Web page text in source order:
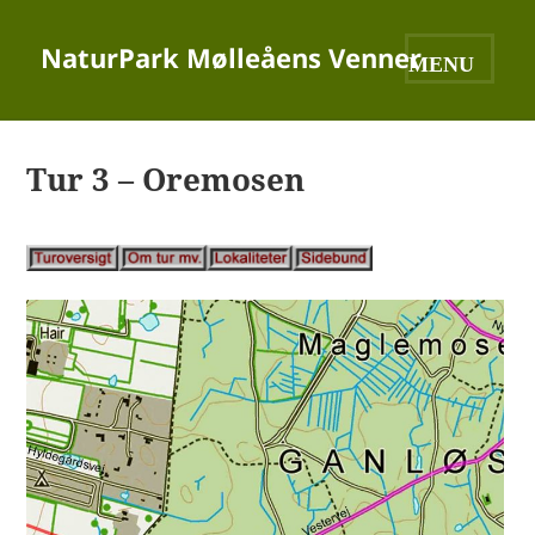
NaturPark Mølleåens Venner
WIDGETS
Tur 3 – Oremosen